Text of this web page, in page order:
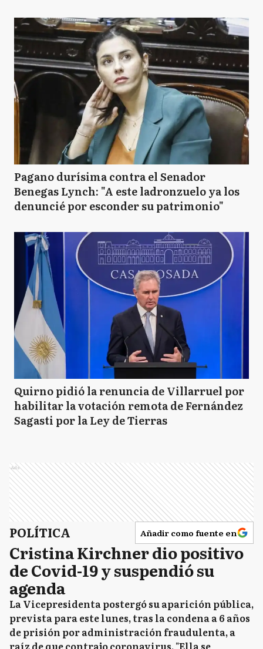
Pagano durísima contra el Senador
Benegas Lynch: "A este ladronzuelo ya los
denuncié por esconder su patrimonio"
Quirno pidió la renuncia de Villarruel por
habilitar la votación remota de Fernández
Sagasti por la Ley de Tierras
Ads
POLÍTICA Añadir como fuente en
Cristina Kirchner dio positivo
de Covid-19 y suspendió su
agenda
La Vicepresidenta postergó su aparición pública,
prevista para este lunes, tras la condena a 6 años
de prisión por administración fraudulenta, a
raíz de que contrajo coronavirus. "Ella se